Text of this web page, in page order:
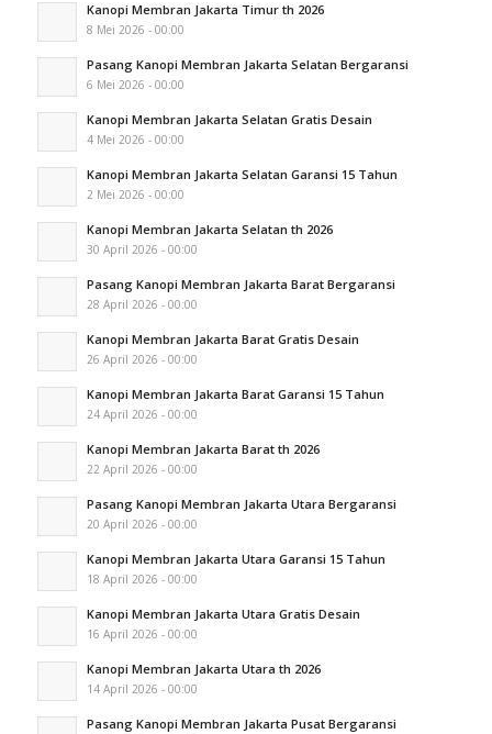
Kanopi Membran Jakarta Timur th 2026
8 Mei 2026 - 00:00
Pasang Kanopi Membran Jakarta Selatan Bergaransi
6 Mei 2026 - 00:00
Kanopi Membran Jakarta Selatan Gratis Desain
4 Mei 2026 - 00:00
Kanopi Membran Jakarta Selatan Garansi 15 Tahun
2 Mei 2026 - 00:00
Kanopi Membran Jakarta Selatan th 2026
30 April 2026 - 00:00
Pasang Kanopi Membran Jakarta Barat Bergaransi
28 April 2026 - 00:00
Kanopi Membran Jakarta Barat Gratis Desain
26 April 2026 - 00:00
Kanopi Membran Jakarta Barat Garansi 15 Tahun
24 April 2026 - 00:00
Kanopi Membran Jakarta Barat th 2026
22 April 2026 - 00:00
Pasang Kanopi Membran Jakarta Utara Bergaransi
20 April 2026 - 00:00
Kanopi Membran Jakarta Utara Garansi 15 Tahun
18 April 2026 - 00:00
Kanopi Membran Jakarta Utara Gratis Desain
16 April 2026 - 00:00
Kanopi Membran Jakarta Utara th 2026
14 April 2026 - 00:00
Pasang Kanopi Membran Jakarta Pusat Bergaransi